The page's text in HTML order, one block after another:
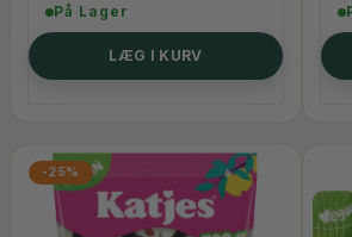
BBQ MARSHMALLOW BEBETO,
På Lager
LÆG I KURV
-25%